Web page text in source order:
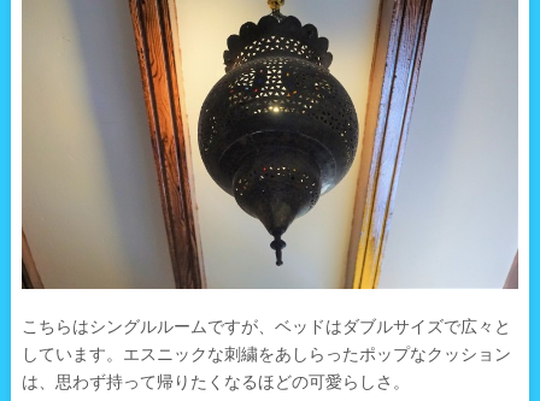
こちらはシングルルームですが、ベッドはダブルサイズで広々と
しています。エスニックな刺繍をあしらったポップなクッション
は、思わず持って帰りたくなるほどの可愛らしさ。